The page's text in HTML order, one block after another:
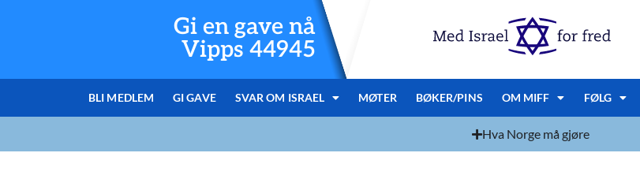
Gi en gave nå
Vipps 44945
BLI MEDLEM GI GAVE SVAR OM ISRAEL MØTER BØKER/PINS OM MIFF FØLG
Hva Norge må gjøre